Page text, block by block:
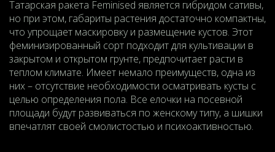
Татарская ракета Feminised является гибридом сативы,
но при этом, габариты растения достаточно компактны,
что упрощает маскировку и размещение кустов. Этот
феминизированный сорт подходит для культивации в
закрытом и открытом грунте, предпочитает расти в
теплом климате. Имеет немало преимуществ, одна из
них – отсутствие необходимости осматривать кусты с
целью определения пола. Все елочки на посевной
площади будут развиваться по женскому типу, а шишки
впечатлят своей смолистостью и психоактивностью.